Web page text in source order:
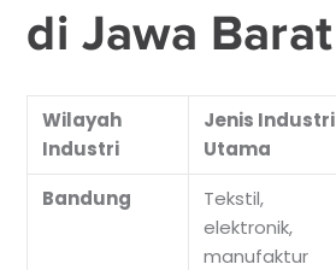
di Jawa Barat
Wilayah
Industri
Jenis Industri
Utama
Bandung
Tekstil,
elektronik,
manufaktur